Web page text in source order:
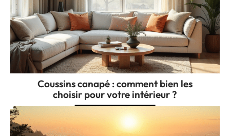
Coussins canapé : comment bien les
choisir pour votre intérieur ?